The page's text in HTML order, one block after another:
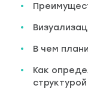
В чем
Как
структурой